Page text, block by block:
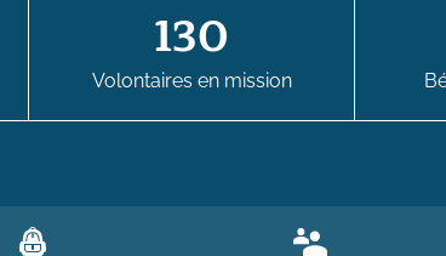
130
Volontaires en mission